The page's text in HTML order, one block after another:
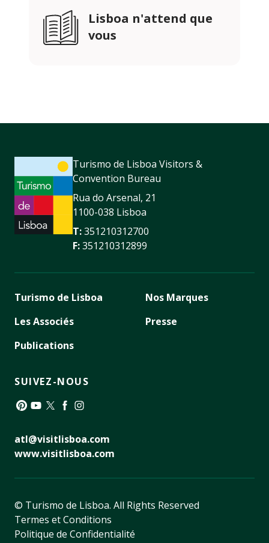
Lisboa n'attend que
vous
Turismo de Lisboa Visitors &
Convention Bureau
Rua do Arsenal, 21
1100-038 Lisboa
T:351210312700
F:351210312899
Turismo de Lisboa
Les Associés
Publications
Nos Marques
Presse
SUIVEZ-NOUS
atl@visitlisboa.com
www.visitlisboa.com
© Turismo de Lisboa. All Rights Reserved
Termes et Conditions
Politique de Confidentialité